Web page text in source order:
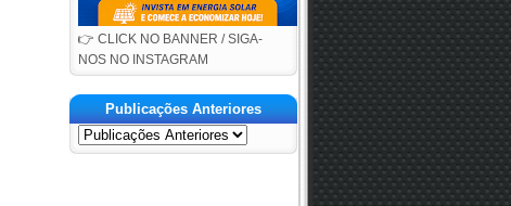
👉 CLICK NO BANNER / SIGA-
NOS NO INSTAGRAM
Publicações Anteriores